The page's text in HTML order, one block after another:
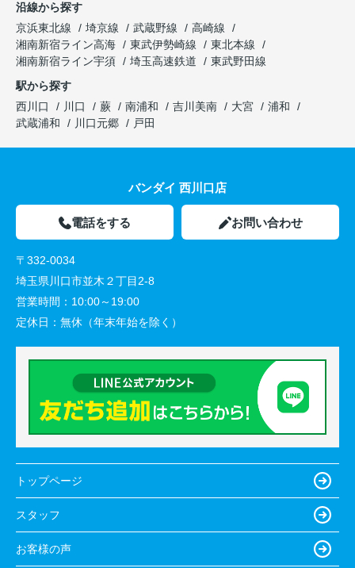
沿線から探す
京浜東北線
埼京線 武蔵野線
高崎線
湘南新宿ライン高海
東武伊勢崎線
東北本線
湘南新宿ライン宇須
埼玉高速鉄道
東武野田線
駅から探す
西川口
川口 蕨 南浦和 吉川美南 大宮
浦和
武蔵浦和
川口元郷 戸田
バンダイ 西川口店
電話をする お問い合わせ
〒332-0034
埼玉県川口市並木２丁目2-8
営業時間： 10:00～19:00
定休日： 無休（年末年始を除く）
トップページ
スタッフ
お客様の声